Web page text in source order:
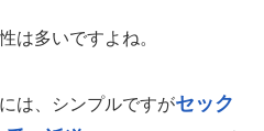
は多いですよね。
は、シンプルですがセック